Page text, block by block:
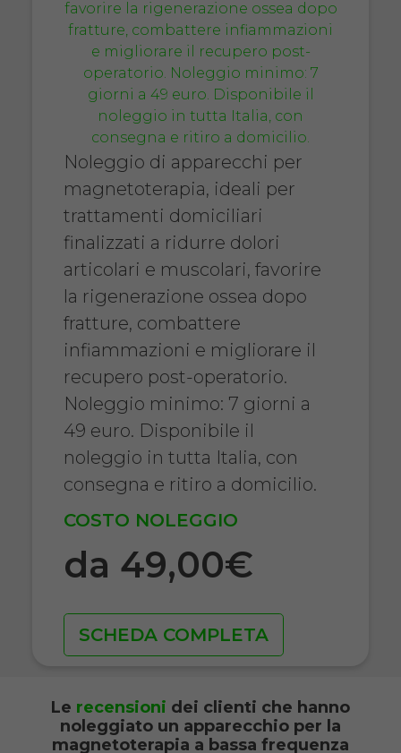
Noleggio di apparecchi per
magnetoterapia, ideali per
trattamenti domiciliari
finalizzati a ridurre dolori
articolari e muscolari, favorire
la rigenerazione ossea dopo
fratture, combattere
infiammazioni e migliorare il
recupero post-operatorio.
Noleggio minimo: 7 giorni a
49 euro. Disponibile il
noleggio in tutta Italia, con
consegna e ritiro a domicilio.
COSTO NOLEGGIO
da 49,00€
SCHEDA COMPLETA
Le recensioni dei clienti che hanno
noleggiato un apparecchio per la
magnetoterapia a bassa frequenza